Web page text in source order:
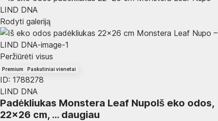
Rodyti galeriją
Peržiūrėti visus
Premium Paskutiniai vienetai
ID: 1788278
LIND DNA
Padėkliukas Monstera Leaf NupoIš eko odos,
22x26 cm, … daugiau